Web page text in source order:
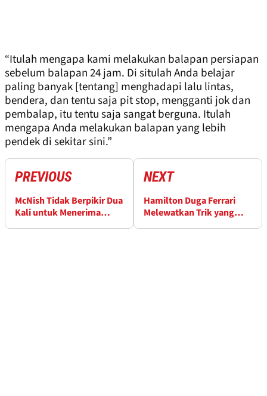
“Itulah mengapa kami melakukan balapan persiapan
sebelum balapan 24 jam. Di situlah Anda belajar
paling banyak [tentang] menghadapi lalu lintas,
bendera, dan tentu saja pit stop, mengganti jok dan
pembalap, itu tentu saja sangat berguna. Itulah
mengapa Anda melakukan balapan yang lebih
pendek di sekitar sini.”
PREVIOUS
McNish Tidak Berpikir Dua
Kali untuk Menerima
NEXT
Hamilton Duga Ferrari
Melewatkan Trik yang